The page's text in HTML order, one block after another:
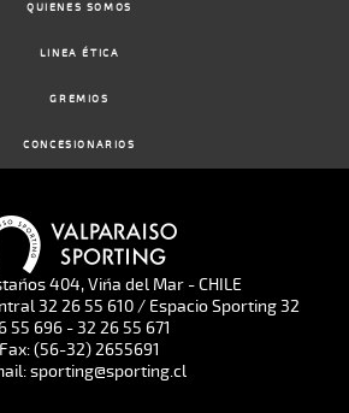
QUIENES SOMOS
LINEA ÉTICA
GREMIOS
CONCESIONARIOS
404, Viña del Mar - CHILE
32 26 55 610 / Espacio Sporting 32
55 696 - 32 26 55 671
Fax: (56-32) 2655691
sporting@sporting.cl